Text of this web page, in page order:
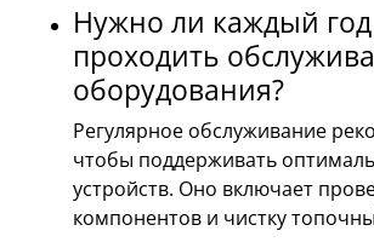
Нужно ли каждый год
проходить
оборудования?
Регулярное обслуживание
чтобы поддерживать
устройств. Оно включает
компонентов и чистку